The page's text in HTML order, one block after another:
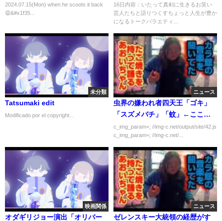
2024.07.15(Mon) when he scoots it back
😩&#x1f35...
16日内容：いたって真剣に生きるお笑い
芸人たちと語りつくすちょっと人生が豊か
になるトークバラエティ...
未分類
Tatsumaki edit
Modificado por el copyright...
ニュース
虫界の嫌われ者四天王「ゴキ」
「スズメバチ」「蚊」←ここま
では確定としてあと1匹は？
c_img_param=; //img-c.net/output/site/42.js
c_img_param=; //img-c.net/...
映画関係
オダギリジョー演出「オリバー
ニュース
ゼレンスキー大統領の経歴がす